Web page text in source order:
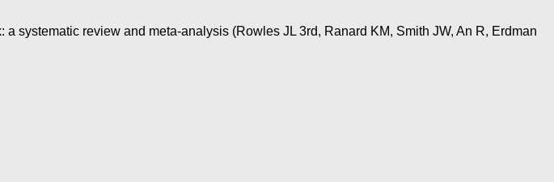
systematic review and meta-analysis (Rowles JL 3rd, Ranard KM, Smith JW, An R, Erdman